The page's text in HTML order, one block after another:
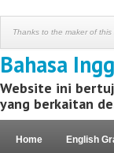
Thanks to the maker of this
Bahasa
Website ini
yang berkaitan
Home English